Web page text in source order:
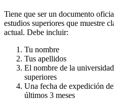
Tiene que ser un documento
estudios superiores que muestre
actual. Debe incluir:
Tu nombre
Tus apellidos
El nombre de la
superiores
Una fecha de expedición
últimos 3 meses